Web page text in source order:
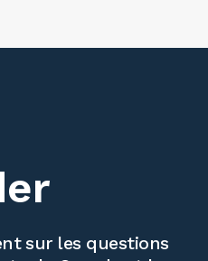
sur les questions